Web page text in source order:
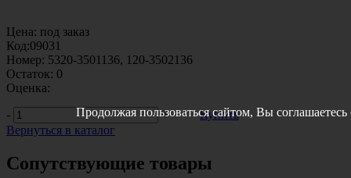
Цена: под заказ
Код:09031
Номер: 5320-3501136, 120-3502136
Остаток: 0
Оценка:
-
+
Купить
Вернуться в каталог
Сопутствующие товары
Продолжая пользоваться сайтом, Вы